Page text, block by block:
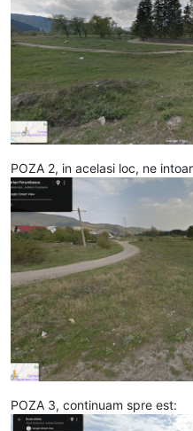
POZA 2, in acelasi loc, ne
POZA 3, continuam spre est: